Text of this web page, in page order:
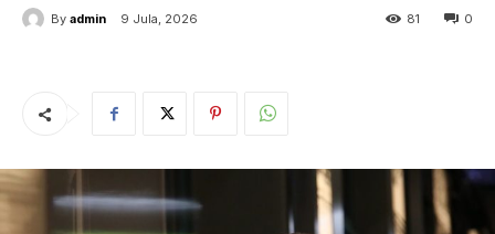
By admin 9 Jula, 2026 0
81